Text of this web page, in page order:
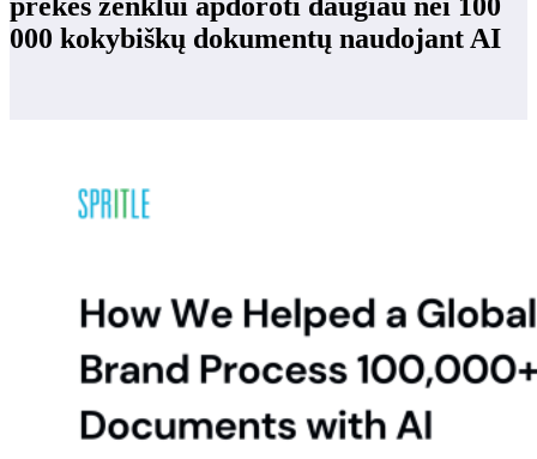
prekės ženklui apdoroti daugiau nei 100
000 kokybiškų dokumentų naudojant AI